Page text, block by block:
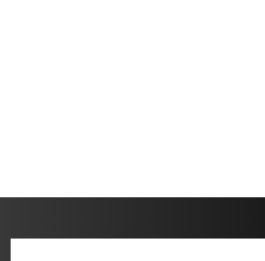
2020/6/23